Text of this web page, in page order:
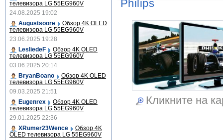
Philips
Кликните на
телевизора LG 55EG960V
24.08.2025 19:02
Augustsoore
Обзор 4K OLED
телевизора LG 55EG960V
23.06.2025 19:28
LesliedeF
Обзор 4K OLED
телевизора LG 55EG960V
03.06.2025 20:14
BryanBoano
Обзор 4K OLED
телевизора LG 55EG960V
09.03.2025 21:51
Eugenrex
Обзор 4K OLED
телевизора LG 55EG960V
29.01.2025 22:36
XRumer23Wence
Обзор 4K
OLED телевизора LG 55EG960V